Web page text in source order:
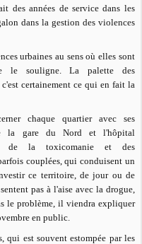
des années de service dans les
dans la gestion des violences
urbaines au sens où elles sont
le souligne. La palette des
certainement ce qui en fait la
chaque quartier avec ses
la gare du Nord et l'hôpital
de la toxicomanie et des
couplées, qui conduisent un
ce territoire, de jour ou de
pas à l'aise avec la drogue,
le problème, il viendra expliquer
en public.
qui est souvent estompée par les